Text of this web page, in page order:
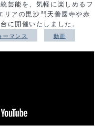
芸能を、気軽に楽しめるフ
リアの毘沙門天善國寺や赤
に開催いたしました。
ーマンス 動画